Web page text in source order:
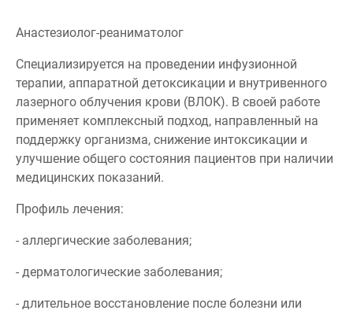
Анастезиолог-реаниматолог
Специализируется на проведении инфузионной
терапии, аппаратной детоксикации и внутривенного
лазерного облучения крови (ВЛОК). В своей работе
применяет комплексный подход, направленный на
поддержку организма, снижение интоксикации и
улучшение общего состояния пациентов при наличии
медицинских показаний.
Профиль лечения:
- аллергические заболевания;
- дерматологические заболевания;
- длительное восстановление после болезни или